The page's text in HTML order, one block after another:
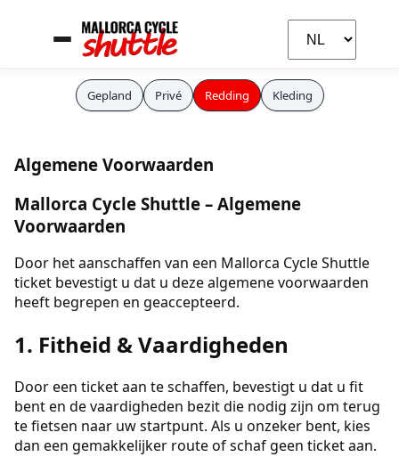
Gepland Privé Redding Kleding
Algemene Voorwaarden
Mallorca Cycle Shuttle – Algemene
Voorwaarden
Door het aanschaffen van een Mallorca Cycle Shuttle
ticket bevestigt u dat u deze algemene voorwaarden
heeft begrepen en geaccepteerd.
1. Fitheid & Vaardigheden
Door een ticket aan te schaffen, bevestigt u dat u fit
bent en de vaardigheden bezit die nodig zijn om terug
te fietsen naar uw startpunt. Als u onzeker bent, kies
dan een gemakkelijker route of schaf geen ticket aan.